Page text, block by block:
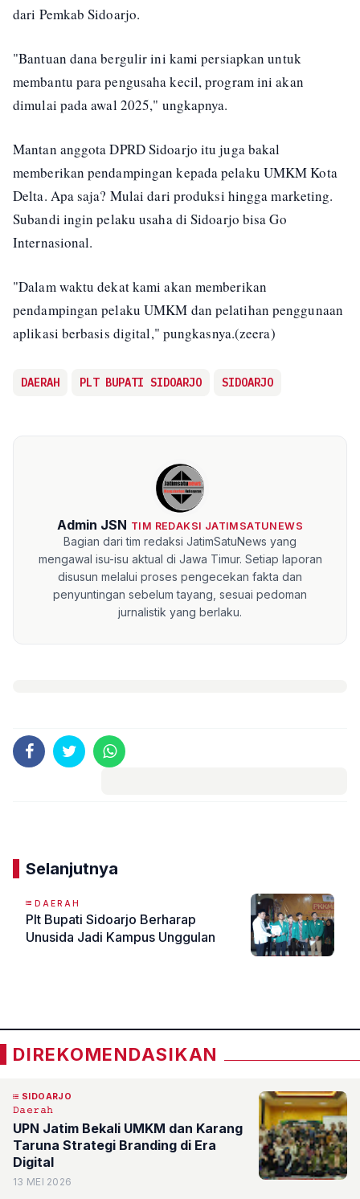
dari Pemkab Sidoarjo.
"Bantuan dana bergulir ini kami persiapkan untuk
membantu para pengusaha kecil, program ini akan
dimulai pada awal 2025," ungkapnya.
Mantan anggota DPRD Sidoarjo itu juga bakal
memberikan pendampingan kepada pelaku UMKM Kota
Delta. Apa saja? Mulai dari produksi hingga marketing.
Subandi ingin pelaku usaha di Sidoarjo bisa Go
Internasional.
"Dalam waktu dekat kami akan memberikan
pendampingan pelaku UMKM dan pelatihan penggunaan
aplikasi berbasis digital," pungkasnya.(zeera)
DAERAH PLT BUPATI SIDOARJO SIDOARJO
Admin JSN TIM REDAKSI JATIMSATUNEWS
Bagian dari tim redaksi JatimSatuNews yang
mengawal isu-isu aktual di Jawa Timur. Setiap laporan
disusun melalui proses pengecekan fakta dan
penyuntingan sebelum tayang, sesuai pedoman
jurnalistik yang berlaku.
Selanjutnya
DAERAH
Plt Bupati Sidoarjo Berharap
Unusida Jadi Kampus Unggulan
DIREKOMENDASIKAN
SIDOARJO
𝙳𝚊𝚎𝚛𝚊𝚑
UPN Jatim Bekali UMKM dan Karang
Taruna Strategi Branding di Era
Digital
13 MEI 2026